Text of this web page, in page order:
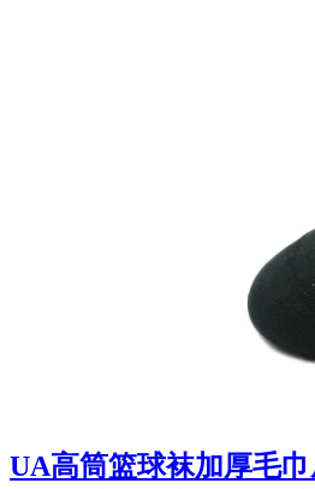
UA高筒篮球袜加厚毛